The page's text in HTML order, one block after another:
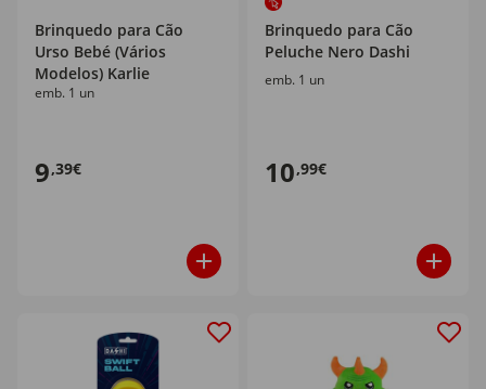
Brinquedo para Cão
Urso Bebé (Vários
Modelos) Karlie
emb. 1 un
9,39€
Brinquedo para Cão
Peluche Nero Dashi
emb. 1 un
10,99€